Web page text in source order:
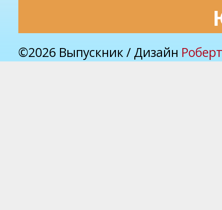
©2026 Выпускник / Дизайн